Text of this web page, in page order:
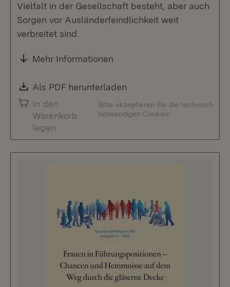
Vielfalt in der Gesellschaft besteht, aber auch
Sorgen vor Ausländerfeindlichkeit weit
verbreitet sind.
Mehr Informationen
Download:
Als PDF herunterladen
In den
Warenkorb
legen
Bitte akzeptieren Sie die technisch
notwendigen Cookies